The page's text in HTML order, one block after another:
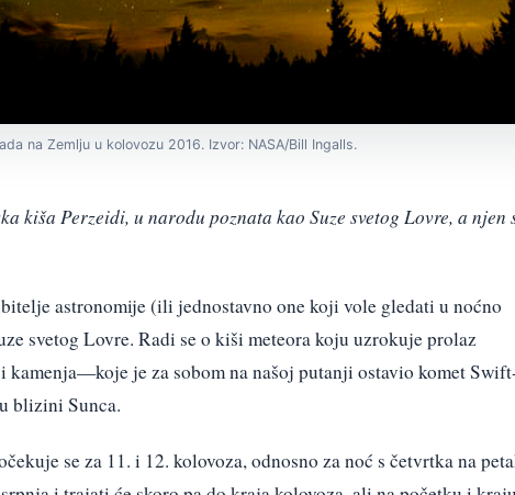
na Zemlju u kolovozu 2016. Izvor: NASA/Bill Ingalls.
kiša Perzeidi, u narodu poznata kao Suze svetog Lovre, a njen
astronomije (ili jednostavno one koji vole gledati u noćno
svetog Lovre. Radi se o kiši meteora koju uzrokuje prolaz
je za sobom na našoj putanji ostavio komet
blizini Sunca.
se za 11. i 12. kolovoza, odnosno za noć s četvrtka na